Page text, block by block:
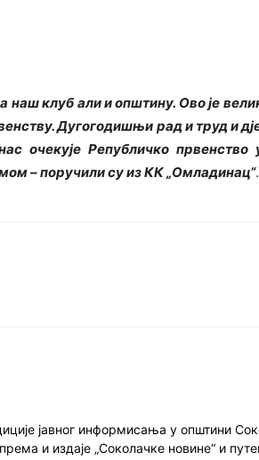
наш клуб али и општину. Ово је
Дугогодишњи рад и труд и
очекује Републичко
– поручили су из КК „Омладинац“.
јавног информисања у општини
и издаје „Соколачке новине“ и